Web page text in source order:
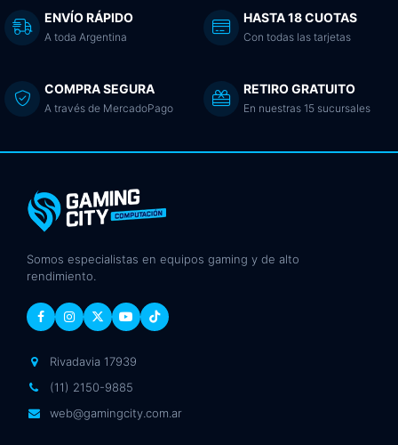
ENVÍO RÁPIDO
A toda Argentina
HASTA 18 CUOTAS
Con todas las tarjetas
COMPRA SEGURA
A través de MercadoPago
RETIRO GRATUITO
En nuestras 15 sucursales
Somos especialistas en equipos gaming y de alto
rendimiento.
Rivadavia 17939
(11) 2150-9885
web@gamingcity.com.ar